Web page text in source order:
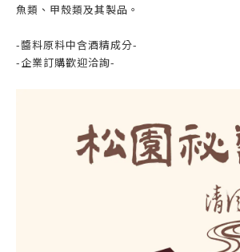
魚類、甲殼類及其製品。
-醬料原料中含酒精成分-
-企業訂購歡迎洽詢-